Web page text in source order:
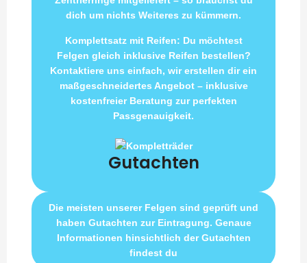
dich um nichts Weiteres zu kümmern.
Komplettsatz mit Reifen: Du möchtest
Felgen gleich inklusive Reifen bestellen?
Kontaktiere uns einfach, wir erstellen dir ein
maßgeschneidertes Angebot – inklusive
kostenfreier Beratung zur perfekten
Passgenauigkeit.
Gutachten
Die meisten unserer Felgen sind geprüft und
haben Gutachten zur Eintragung. Genaue
Informationen hinsichtlich der Gutachten
findest du